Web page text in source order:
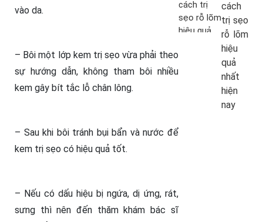
vào da.
– Bôi một lớp kem trị sẹo vừa phải theo
sự hướng dẫn, không tham bôi nhiều
kem gây bít tắc lỗ chân lông.
– Sau khi bôi tránh bụi bẩn và nước để
kem trị sẹo có hiệu quả tốt.
– Nếu có dấu hiệu bị ngứa, dị ứng, rát,
sưng thì nên đến thăm khám bác sĩ
cách
trị sẹo
rỗ lõm
hiệu
quả
nhất
hiện
nay